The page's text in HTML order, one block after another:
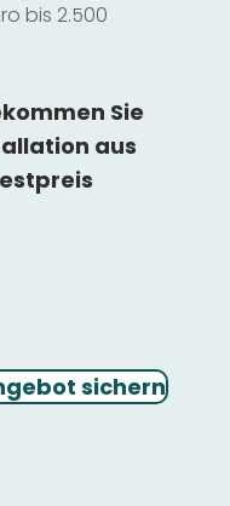
bis 2.500
Sie
aus
sichern